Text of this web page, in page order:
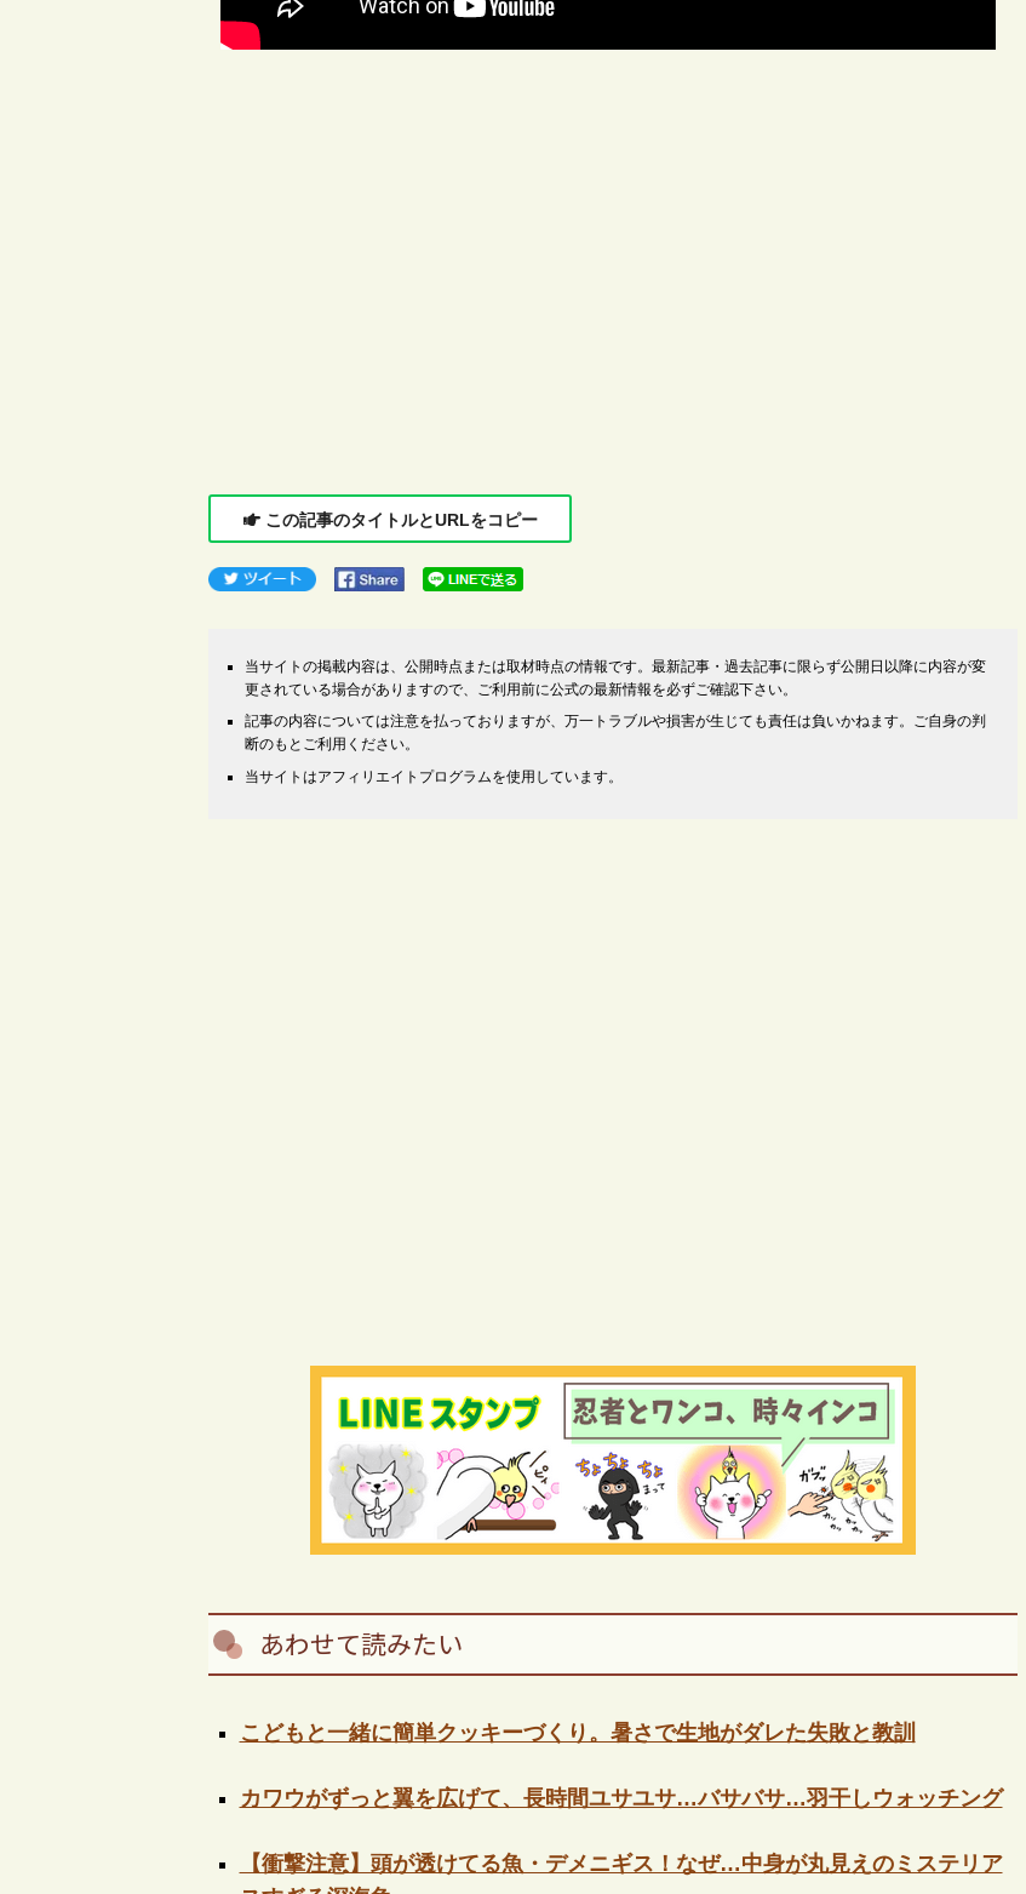
この記事のタイトルとURLをコピー
当サイトの掲載内容は、公開時点または取材時点の情報です。最新記事・過去記事に限らず公開日以降に内容が変
更されている場合がありますので、ご利用前に公式の最新情報を必ずご確認下さい。
記事の内容については注意を払っておりますが、万一トラブルや損害が生じても責任は負いかねます。ご自身の判
断のもとご利用ください。
当サイトはアフィリエイトプログラムを使用しています。
あわせて読みたい
こどもと一緒に簡単クッキーづくり。暑さで生地がダレた失敗と教訓
カワウがずっと翼を広げて、長時間ユサユサ…バサバサ…羽干しウォッチング
【衝撃注意】頭が透けてる魚・デメニギス！なぜ…中身が丸見えのミステリア